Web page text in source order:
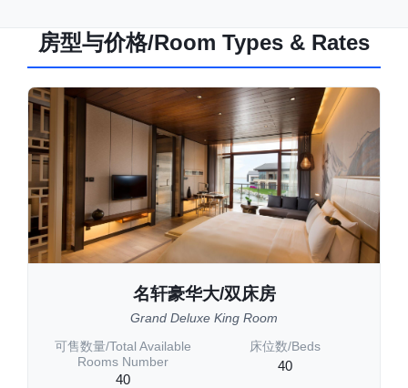
房型与价格/Room Types & Rates
名轩豪华大/双床房
Grand Deluxe King Room
可售数量/Total Available
Rooms Number
40
床位数/Beds
40